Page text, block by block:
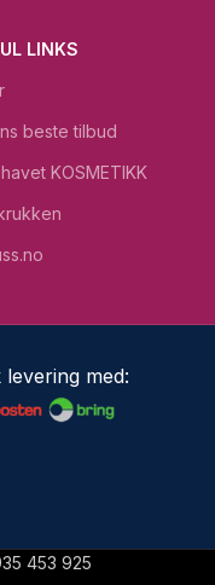
LINKS
beste tilbud
KOSMETIKK
levering med:
453 925